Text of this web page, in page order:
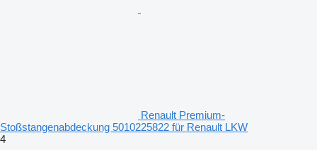
Renault Premium-
Stoßstangenabdeckung 5010225822 für Renault LKW
4